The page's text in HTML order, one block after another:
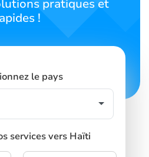
pratiques et
!
le pays
services vers Haïti